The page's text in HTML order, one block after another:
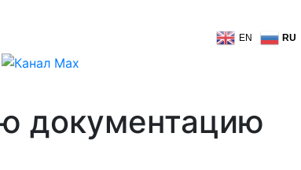
EN RU
документацию